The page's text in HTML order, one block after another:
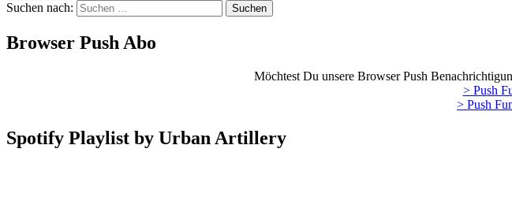
Suchen nach:
Browser Push Abo
Möchtest Du unsere Browser Push
> Push
> Push
Spotify Playlist by Urban Artillery